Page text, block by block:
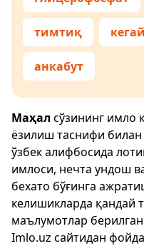
тимтиқ
анкабут
Маҳал сўзининг имло
ёзилиш таснифи
ўзбек алифбосида
имлоси, нечта ундош
бехато бўғинга
келишикларда қандай
маълумотлар
Imlo.uz сайтидан